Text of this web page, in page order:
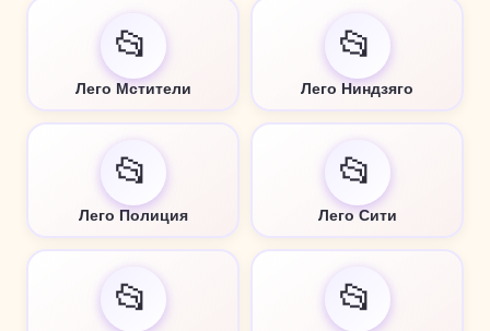
📂
Лего Мстители
📂
Лего Ниндзяго
📂
Лего Полиция
📂
Лего Сити
📂 📂